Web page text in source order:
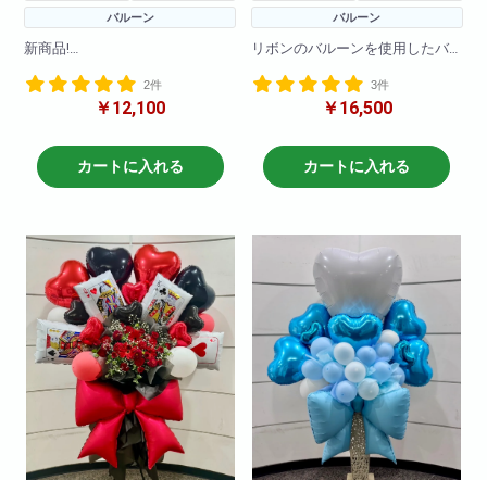
バルーン
新商品!
段!様々なキャラクターバルーン
を使ってかわいらしくお作りさ
キャラクターや色目をお伝えい
ただければそのように作成させ
ていただきます!(在庫がない場合
れがないように仕入れはしてお
りますので、当日お急ぎの場合
でも一度お問い合わせ下さいま
せ!)
2件
￥12,100
カートに入れる
バルーン
リボンのバルーンを使用したバ
バルーンのお色の変更も可能で
H190
W80
3件
￥16,500
カートに入れる